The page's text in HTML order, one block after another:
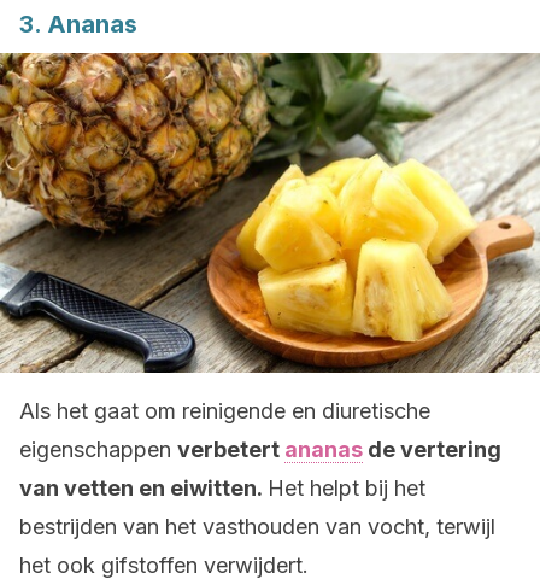
3. Ananas
Als het gaat om reinigende en diuretische
eigenschappen verbetert ananas de vertering
van vetten en eiwitten. Het helpt bij het
bestrijden van het vasthouden van vocht, terwijl
het ook gifstoffen verwijdert.